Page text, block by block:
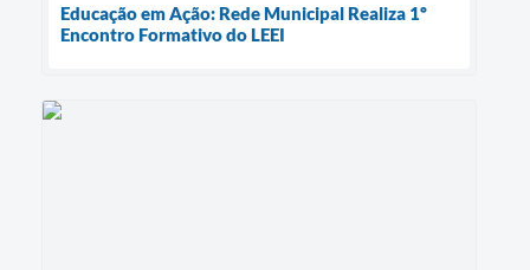
Educação em Ação: Rede Municipal Realiza 1º
Encontro Formativo do LEEI